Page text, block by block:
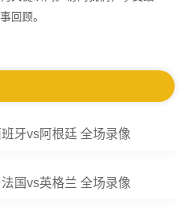
回顾。
牙vs阿根廷 全场录像
国vs英格兰 全场录像